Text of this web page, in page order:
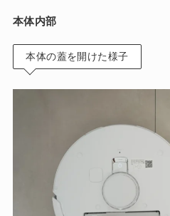
本体内部
本体の蓋を開けた様子